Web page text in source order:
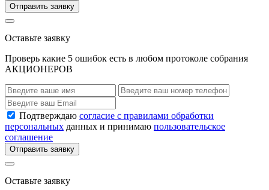
Отправить заявку
Оставьте заявку
Проверь какие 5 ошибок есть в любом протоколе собрания
АКЦИОНЕРОВ
Подтверждаю согласие с правилами обработки
персональных данных и принимаю пользовательское
соглашение
Отправить заявку
Оставьте заявку